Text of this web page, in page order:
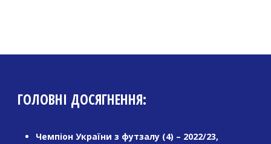
ГОЛОВНІ ДОСЯГНЕННЯ:
Чемпіон України з футзалу (4) – 2022/23,